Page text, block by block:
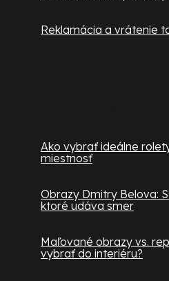
Reklamácia a vrátenie
Ako vybrať ideálne
miestnosť
Obrazy Dmitry Belova:
ktoré udáva smer
Maľované obrazy vs.
vybrať do interiéru?